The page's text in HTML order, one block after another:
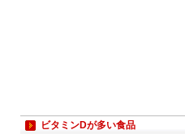
ビタミンDが多い食品